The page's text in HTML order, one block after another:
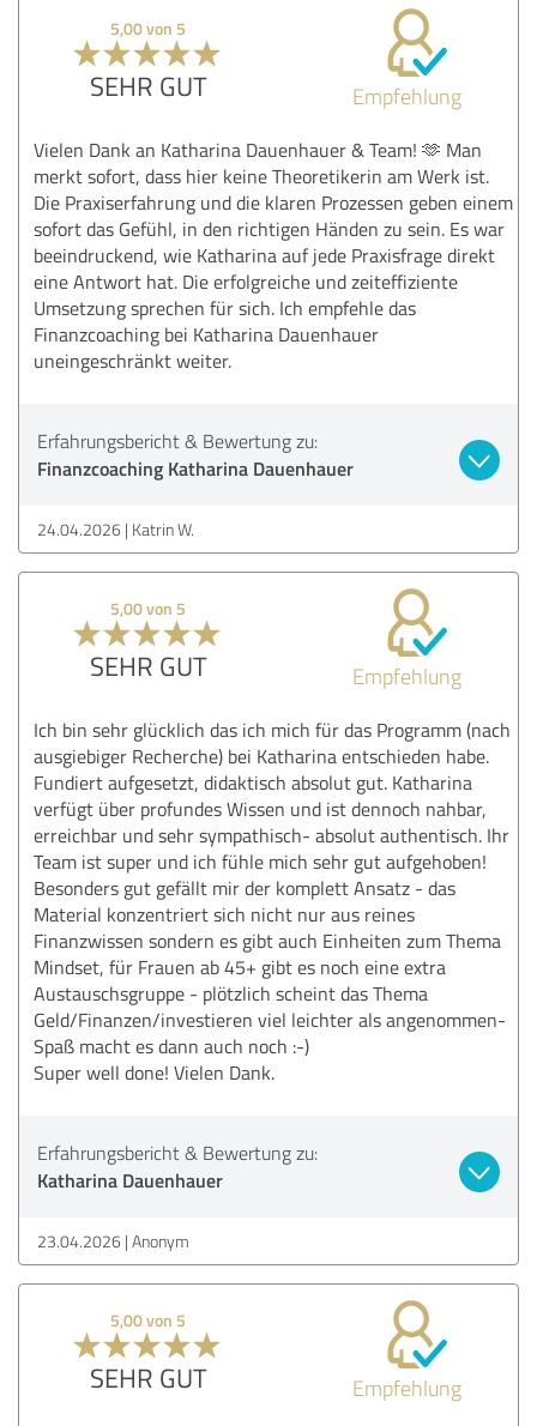
5,00 von 5
SEHR GUT Empfehlung
Vielen Dank an Katharina Dauenhauer & Team! 🫶 Man
merkt sofort, dass hier keine Theoretikerin am Werk ist.
Die Praxiserfahrung und die klaren Prozessen geben einem
sofort das Gefühl, in den richtigen Händen zu sein. Es war
beeindruckend, wie Katharina auf jede Praxisfrage direkt
eine Antwort hat. Die erfolgreiche und zeiteffiziente
Umsetzung sprechen für sich. Ich empfehle das
Finanzcoaching bei Katharina Dauenhauer
uneingeschränkt weiter.
Erfahrungsbericht & Bewertung zu:
Finanzcoaching Katharina Dauenhauer
24.04.2026 Katrin W.
5,00 von 5
SEHR GUT Empfehlung
Ich bin sehr glücklich das ich mich für das Programm (nach
ausgiebiger Recherche) bei Katharina entschieden habe.
Fundiert aufgesetzt, didaktisch absolut gut. Katharina
verfügt über profundes Wissen und ist dennoch nahbar,
erreichbar und sehr sympathisch- absolut authentisch. Ihr
Team ist super und ich fühle mich sehr gut aufgehoben!
Besonders gut gefällt mir der komplett Ansatz - das
Material konzentriert sich nicht nur aus reines
Finanzwissen sondern es gibt auch Einheiten zum Thema
Mindset, für Frauen ab 45+ gibt es noch eine extra
Austauschsgruppe - plötzlich scheint das Thema
Geld/Finanzen/investieren viel leichter als angenommen-
Spaß macht es dann auch noch :-)
Super well done! Vielen Dank.
Erfahrungsbericht & Bewertung zu:
Katharina Dauenhauer
23.04.2026 Anonym
5,00 von 5
SEHR GUT Empfehlung